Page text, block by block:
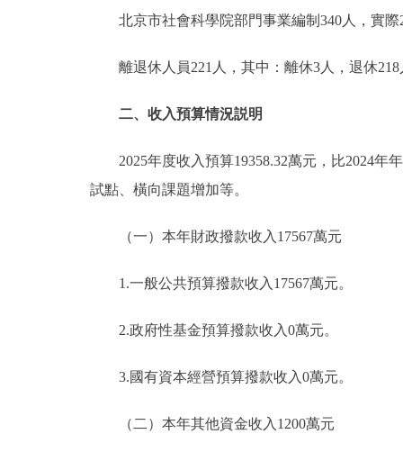
北京市社會科學院部門事業編制340人，實際
離退休人員221人，其中：離休3人，退休218
二、收入預算情況説明
2025年度收入預算19358.32萬元，比2024年年
試點、橫向課題增加等。
（一）本年財政撥款收入17567萬元
1.一般公共預算撥款收入17567萬元。
2.政府性基金預算撥款收入0萬元。
3.國有資本經營預算撥款收入0萬元。
（二）本年其他資金收入1200萬元